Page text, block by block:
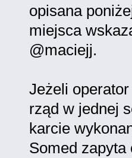
opisana
miejsca
@maciejj.
Jeżeli
rząd w jednej
karcie
Somed zapyta